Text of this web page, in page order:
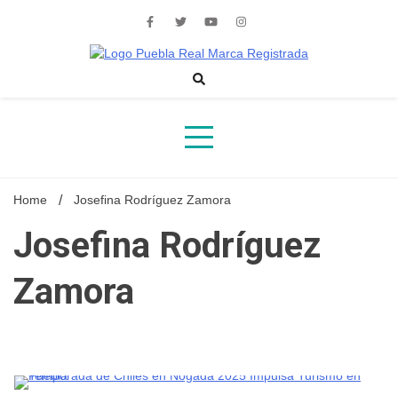
Noticias de actualidad de Puebla, México y el mundo
Home Josefina Rodríguez Zamora
Josefina Rodríguez
Zamora